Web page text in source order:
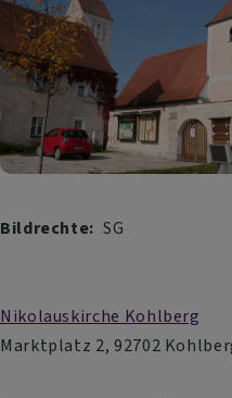
Bildrechte SG
Nikolauskirche Kohlberg
Marktplatz 2, 92702